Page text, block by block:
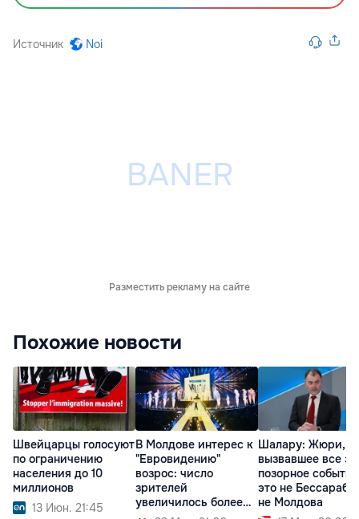
Источник Noi
Разместить рекламу на сайте
Похожие новости
Швейцарцы голосуют
по ограничению
населения до 10
миллионов
13 Июн. 21:45
В Молдове интерес к
"Евровидению"
возрос: число
зрителей
увеличилось более
Шалару: Жюри,
вызвавшее все
позорное
это не
не Молдова